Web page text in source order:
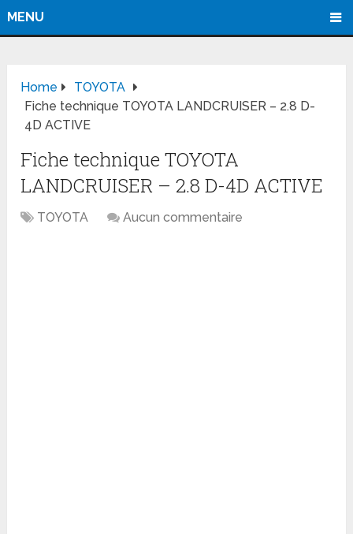
MENU
Home
TOYOTA
Fiche technique TOYOTA LANDCRUISER – 2.8 D-
4D ACTIVE
Fiche technique TOYOTA
LANDCRUISER – 2.8 D-4D ACTIVE
TOYOTA Aucun commentaire